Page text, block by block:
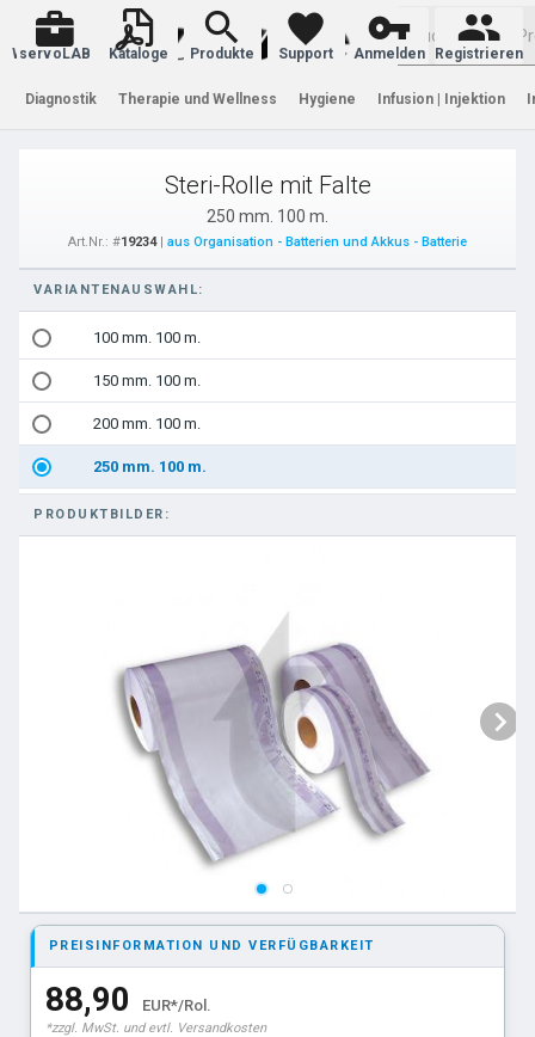
Warenkorb
servoLAB Kataloge Produkte Support Anmelden Registrieren
Diagnostik Therapie und Wellness Hygiene Infusion | Injektion
Steri-Rolle mit Falte
250 mm. 100 m.
Art.Nr.: #19234| aus Organisation - Batterien und Akkus - Batterie
VARIANTENAUSWAHL:
100 mm. 100 m.
150 mm. 100 m.
200 mm. 100 m.
250 mm. 100 m.
PRODUKTBILDER:
PREISINFORMATION UND VERFÜGBARKEIT
88,90 EUR*/Rol.
*zzgl. MwSt. und evtl. Versandkosten